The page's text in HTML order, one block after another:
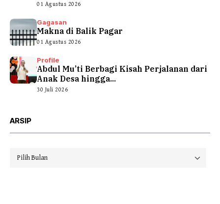
01 Agustus 2026
Gagasan
Makna di Balik Pagar
01 Agustus 2026
Profile
Abdul Mu’ti Berbagi Kisah Perjalanan dari
Anak Desa hingga...
30 Juli 2026
ARSIP
Arsip